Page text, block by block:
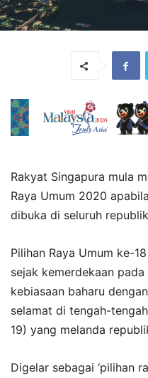
Rakyat Singapura mula
Raya Umum 2020
dibuka di seluruh
Pilihan Raya Umum ke-
sejak kemerdekaan
kebiasaan baharu
selamat di tengah-
19) yang melanda
Digelar sebagai ‘pilihan